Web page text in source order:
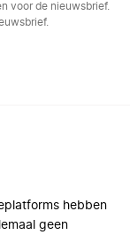
voor de nieuwsbrief.
hebben
geen